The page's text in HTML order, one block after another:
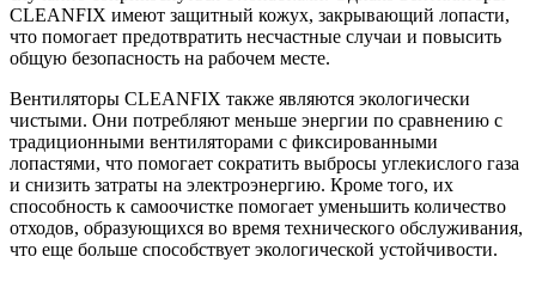
CLEANFIX имеют защитный кожух, закрывающий лопасти,
что помогает предотвратить несчастные случаи и повысить
общую безопасность на рабочем месте.
Вентиляторы CLEANFIX также являются экологически
чистыми. Они потребляют меньше энергии по сравнению с
традиционными вентиляторами с фиксированными
лопастями, что помогает сократить выбросы углекислого газа
и снизить затраты на электроэнергию. Кроме того, их
способность к самоочистке помогает уменьшить количество
отходов, образующихся во время технического обслуживания,
что еще больше способствует экологической устойчивости.